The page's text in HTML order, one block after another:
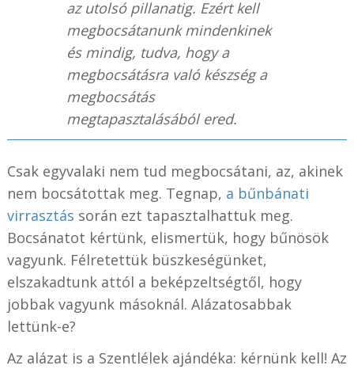
az utolsó pillanatig. Ezért kell
megbocsátanunk mindenkinek
és mindig, tudva, hogy a
megbocsátásra való készség a
megbocsátás
megtapasztalásából ered.
Csak egyvalaki nem tud megbocsátani, az, akinek
nem bocsátottak meg. Tegnap, a bűnbánati
virrasztás során ezt tapasztalhattuk meg.
Bocsánatot kértünk, elismertük, hogy bűnösök
vagyunk. Félretettük büszkeségünket,
elszakadtunk attól a beképzeltségtől, hogy
jobbak vagyunk másoknál. Alázatosabbak
lettünk-e?
Az alázat is a Szentlélek ajándéka: kérnünk kell! Az